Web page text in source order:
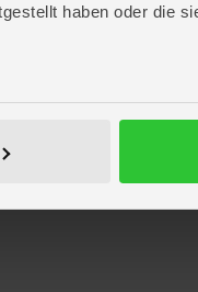
haben oder die